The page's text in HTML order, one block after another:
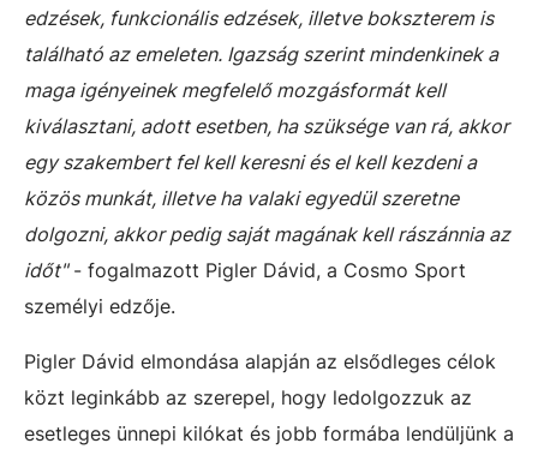
edzések, funkcionális edzések, illetve bokszterem is
található az emeleten. Igazság szerint mindenkinek a
maga igényeinek megfelelő mozgásformát kell
kiválasztani, adott esetben, ha szüksége van rá, akkor
egy szakembert fel kell keresni és el kell kezdeni a
közös munkát, illetve ha valaki egyedül szeretne
dolgozni, akkor pedig saját magának kell rászánnia az
időt"- fogalmazott Pigler Dávid, a Cosmo Sport
személyi edzője.
Pigler Dávid elmondása alapján az elsődleges célok
közt leginkább az szerepel, hogy ledolgozzuk az
esetleges ünnepi kilókat és jobb formába lendüljünk a